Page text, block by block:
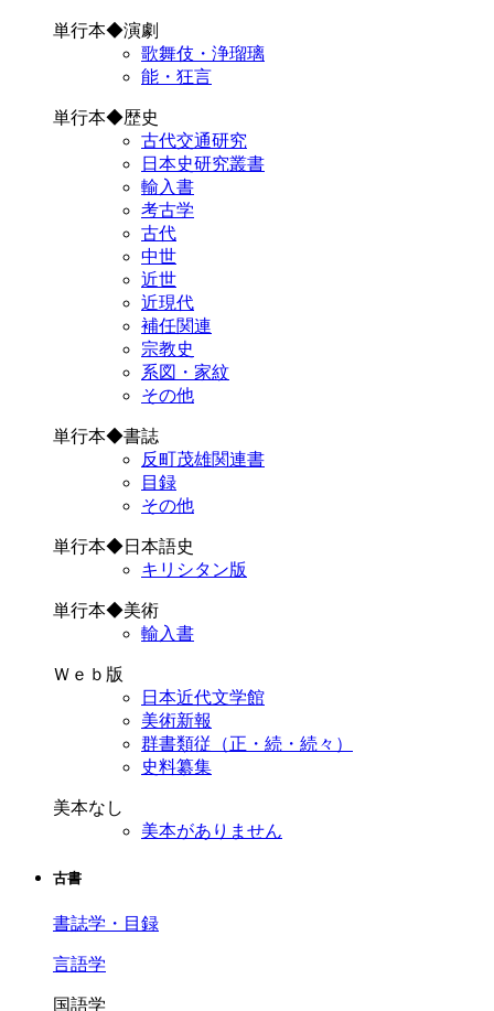
単行本◆演劇
歌舞伎・浄瑠璃
能・狂言
単行本◆歴史
古代交通研究
日本史研究叢書
輸入書
考古学
古代
中世
近世
近現代
補任関連
宗教史
系図・家紋
その他
単行本◆書誌
反町茂雄関連書
目録
その他
単行本◆日本語史
キリシタン版
単行本◆美術
輸入書
Ｗｅｂ版
日本近代文学館
美術新報
群書類従（正・続・続々）
史料纂集
美本なし
美本がありません
古書
書誌学・目録
言語学
国語学